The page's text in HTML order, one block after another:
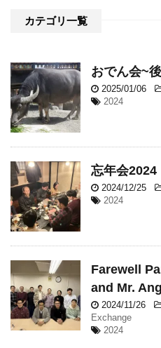
カテゴリ一覧
おでん会~
2025/01/06
2024
忘年会2024
2024/12/25
2024
Farewell
and Mr.
2024/11/26
Exchange
2024